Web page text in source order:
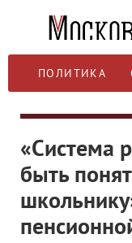
ПОЛИТИКА
«Система
быть